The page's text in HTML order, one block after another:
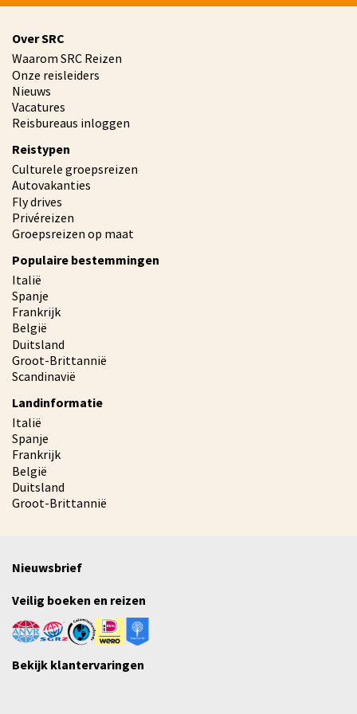
Over SRC
Waarom SRC Reizen
Onze reisleiders
Nieuws
Vacatures
Reisbureaus inloggen
Reistypen
Culturele groepsreizen
Autovakanties
Fly drives
Privéreizen
Groepsreizen op maat
Populaire bestemmingen
Italië
Spanje
Frankrijk
België
Duitsland
Groot-Brittannië
Scandinavië
Landinformatie
Italië
Spanje
Frankrijk
België
Duitsland
Groot-Brittannië
Nieuwsbrief
Veilig boeken en reizen
Bekijk klantervaringen